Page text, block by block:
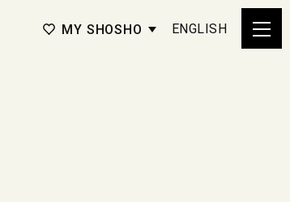
MY SHOSHO ENGLISH